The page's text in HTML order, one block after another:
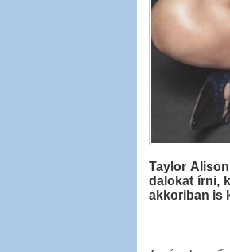
Taylor
dalokat írni,
akkoriban is